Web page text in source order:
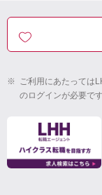
※ ご利用にあたっては
のログインが必要です